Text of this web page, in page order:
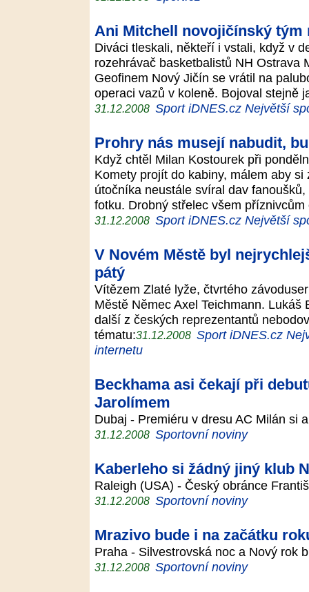
Ani Mitchell novojičínský tým
Diváci tleskali, někteří i vstali, když v
rozehrávač basketbalistů NH Ostrava
Geofinem Nový Jičín se vrátil na
operaci vazů v koleně. Bojoval stejně
31.12.2008 Sport iDNES.cz Největší
Prohry nás musejí nabudit,
Když chtěl Milan Kostourek při
Komety projít do kabiny, málem aby
útočníka neustále svíral dav
fotku. Drobný střelec všem
31.12.2008 Sport iDNES.cz Největší
V Novém Městě byl
pátý
Vítězem Zlaté lyže, čtvrtého
Městě Němec Axel Teichmann.
další z českých reprezentantů
tématu:31.12.2008 Sport iDNES.cz
internetu
Beckhama asi čekají při
Jarolímem
Dubaj - Premiéru v dresu AC Milán si
31.12.2008 Sportovní noviny
Kaberleho si žádný jiný klub
Raleigh (USA) - Český obránce
31.12.2008 Sportovní noviny
Mrazivo bude i na začátku
Praha - Silvestrovská noc a Nový rok
31.12.2008 Sportovní noviny